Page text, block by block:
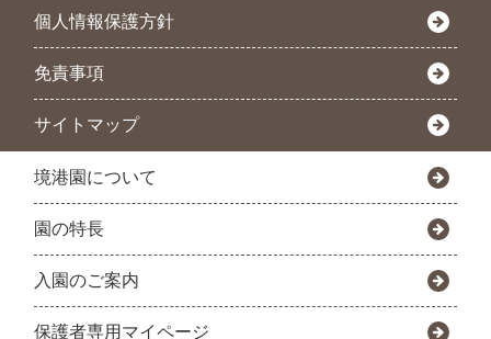
個人情報保護方針
免責事項
サイトマップ
境港園について
園の特長
入園のご案内
保護者専用マイページ